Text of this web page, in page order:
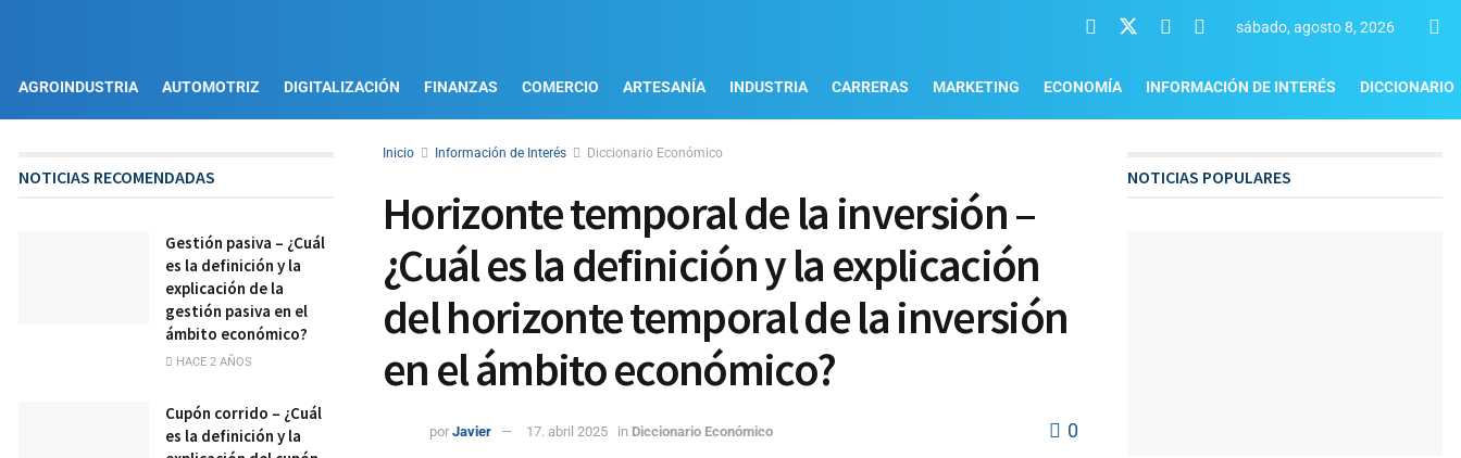
sábado, agosto 8, 2026
AGROINDUSTRIA AUTOMOTRIZ DIGITALIZACIÓN FINANZAS COMERCIO ARTESANÍA INDUSTRIA CARRERAS MARKETING ECONOMÍA INFORMACIÓN DE INTERÉS DICCIONARIO
Inicio Información de Interés Diccionario Económico
Horizonte temporal de la inversión –
¿Cuál es la definición y la explicación
del horizonte temporal de la inversión
en el ámbito económico?
por Javier 17. abril 2025 in Diccionario Económico 0
NOTICIAS RECOMENDADAS
Gestión pasiva – ¿Cuál
es la definición y la
explicación de la
gestión pasiva en el
ámbito económico?
HACE 2 AÑOS
Cupón corrido – ¿Cuál
es la definición y la
NOTICIAS POPULARES